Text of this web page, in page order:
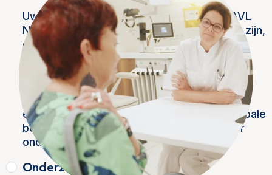
Uw arts heeft u doorverwezen naar het AVL
NET-Centrum. De diagnose kan al duidelijk zijn,
of uw arts wil u laten onderzoeken op een
verdachte afwijking. Tijdens uw eerste
afspraak heeft u een gesprek met de NET
specialist. Deze brengt uw huidige klachten
en ziektegeschiedenis in kaart. Vaak krijgt u
een lichamelijk onderzoek. Daar komen globale
bevindingen uit die kunnen leiden tot nader
onderzoek.
Onderzoek (diagnostiek)